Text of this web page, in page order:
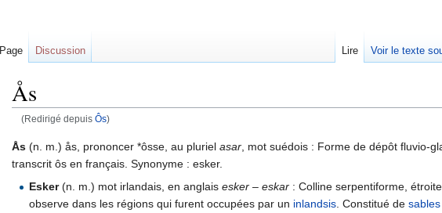
Ås
(Redirigé depuis Ôs)
Ås (n. m.) ås, prononcer *ôsse, au pluriel asar , mot suédois : Forme de dépôt fluvio-
transcrit ôs en français. Synonyme : esker.
Esker(n. m.) mot irlandais, en anglaisesker – eskar : Colline serpentiforme,
observe dans les régions qui furent occupées par un inlandsis . Constitué desables
Page Discussion Lire Voir le texte